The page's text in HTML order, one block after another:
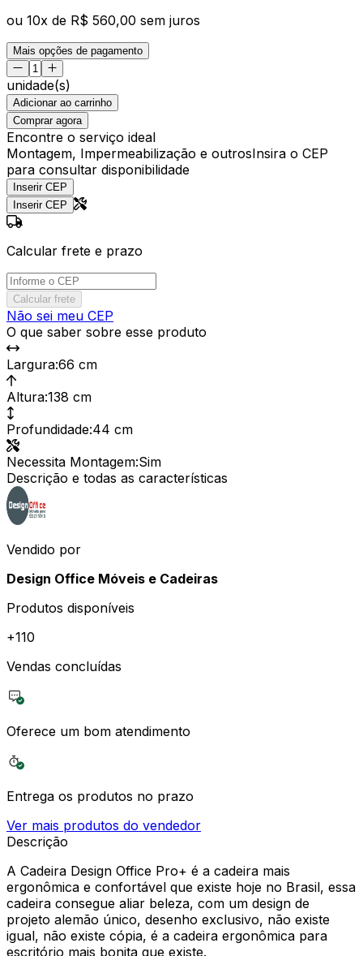
ou 10x de R$ 560,00 sem juros
Mais opções de pagamento
unidade(s)
Adicionar ao carrinho
Comprar agora
Encontre o serviço ideal
Montagem, Impermeabilização e outrosInsira o CEP
para consultar disponibilidade
Inserir CEP
Inserir CEP
Calcular frete e prazo
Calcular frete
Não sei meu CEP
O que saber sobre esse produto
Largura:66 cm
Altura:138 cm
Profundidade:44 cm
Necessita Montagem:Sim
Descrição e todas as características
Vendido por
Design Office Móveis e Cadeiras
Produtos disponíveis
+110
Vendas concluídas
Oferece um bom atendimento
Entrega os produtos no prazo
Ver mais produtos do vendedor
Descrição
A Cadeira Design Office Pro+ é a cadeira mais
ergonômica e confortável que existe hoje no Brasil, essa
cadeira consegue aliar beleza, com um design de
projeto alemão único, desenho exclusivo, não existe
igual, não existe cópia, é a cadeira ergonômica para
escritório mais bonita que existe.